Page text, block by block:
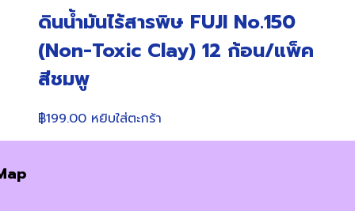
ดินน้ำมันไร้สารพิษ FUJI No.150
(Non-Toxic Clay) 12 ก้อน/แพ็ค
สีชมพู
฿199.00 หยิบใส่ตะกร้า